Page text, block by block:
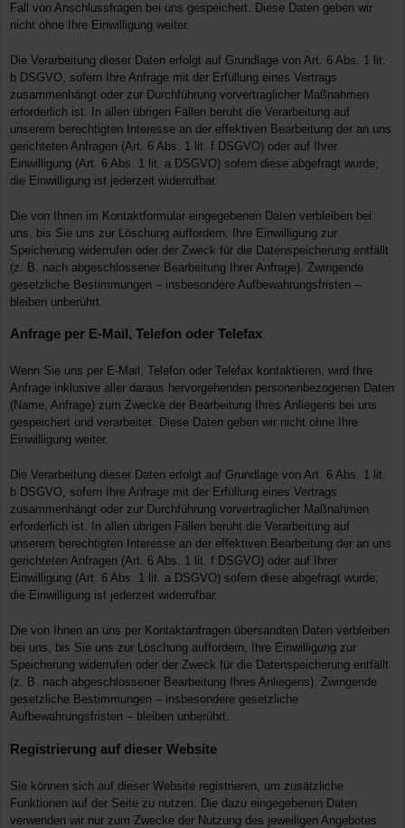
Fall von Anschlussfragen bei uns gespeichert. Diese Daten geben wir
nicht ohne Ihre Einwilligung weiter.
Die Verarbeitung dieser Daten erfolgt auf Grundlage von Art. 6 Abs. 1 lit.
b DSGVO, sofern Ihre Anfrage mit der Erfüllung eines Vertrags
zusammenhängt oder zur Durchführung vorvertraglicher Maßnahmen
erforderlich ist. In allen übrigen Fällen beruht die Verarbeitung auf
unserem berechtigten Interesse an der effektiven Bearbeitung der an uns
gerichteten Anfragen (Art. 6 Abs. 1 lit. f DSGVO) oder auf Ihrer
Einwilligung (Art. 6 Abs. 1 lit. a DSGVO) sofern diese abgefragt wurde;
die Einwilligung ist jederzeit widerrufbar.
Die von Ihnen im Kontaktformular eingegebenen Daten verbleiben bei
uns, bis Sie uns zur Löschung auffordern, Ihre Einwilligung zur
Speicherung widerrufen oder der Zweck für die Datenspeicherung entfällt
(z. B. nach abgeschlossener Bearbeitung Ihrer Anfrage). Zwingende
gesetzliche Bestimmungen – insbesondere Aufbewahrungsfristen –
bleiben unberührt.
Anfrage per E-Mail, Telefon oder Telefax
Wenn Sie uns per E-Mail, Telefon oder Telefax kontaktieren, wird Ihre
Anfrage inklusive aller daraus hervorgehenden personenbezogenen Daten
(Name, Anfrage) zum Zwecke der Bearbeitung Ihres Anliegens bei uns
gespeichert und verarbeitet. Diese Daten geben wir nicht ohne Ihre
Einwilligung weiter.
Die Verarbeitung dieser Daten erfolgt auf Grundlage von Art. 6 Abs. 1 lit.
b DSGVO, sofern Ihre Anfrage mit der Erfüllung eines Vertrags
zusammenhängt oder zur Durchführung vorvertraglicher Maßnahmen
erforderlich ist. In allen übrigen Fällen beruht die Verarbeitung auf
unserem berechtigten Interesse an der effektiven Bearbeitung der an uns
gerichteten Anfragen (Art. 6 Abs. 1 lit. f DSGVO) oder auf Ihrer
Einwilligung (Art. 6 Abs. 1 lit. a DSGVO) sofern diese abgefragt wurde;
die Einwilligung ist jederzeit widerrufbar.
Die von Ihnen an uns per Kontaktanfragen übersandten Daten verbleiben
bei uns, bis Sie uns zur Löschung auffordern, Ihre Einwilligung zur
Speicherung widerrufen oder der Zweck für die Datenspeicherung entfällt
(z. B. nach abgeschlossener Bearbeitung Ihres Anliegens). Zwingende
gesetzliche Bestimmungen – insbesondere gesetzliche
Aufbewahrungsfristen – bleiben unberührt.
Registrierung auf dieser Website
Sie können sich auf dieser Website registrieren, um zusätzliche
Funktionen auf der Seite zu nutzen. Die dazu eingegebenen Daten
verwenden wir nur zum Zwecke der Nutzung des jeweiligen Angebotes